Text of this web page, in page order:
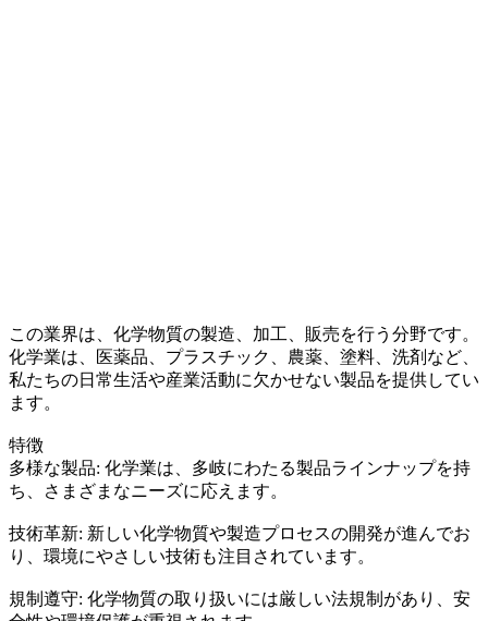
この業界は、化学物質の製造、加工、販売を行う分野です。
化学業は、医薬品、プラスチック、農薬、塗料、洗剤など、
私たちの日常生活や産業活動に欠かせない製品を提供してい
ます。
特徴
多様な製品: 化学業は、多岐にわたる製品ラインナップを持
ち、さまざまなニーズに応えます。
技術革新: 新しい化学物質や製造プロセスの開発が進んでお
り、環境にやさしい技術も注目されています。
規制遵守: 化学物質の取り扱いには厳しい法規制があり、安